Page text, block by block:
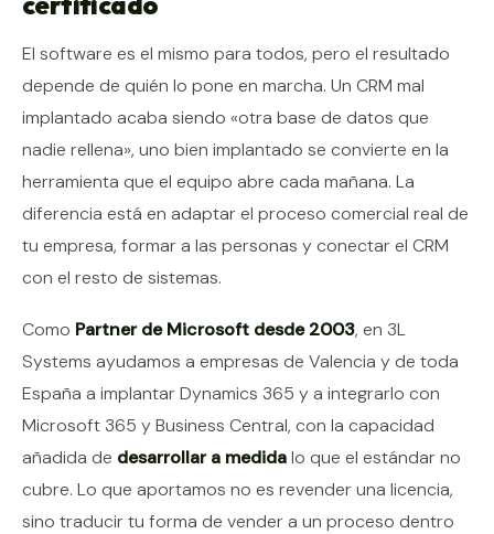
El software es el mismo para todos, pero el resultado
depende de quién lo pone en marcha. Un CRM mal
implantado acaba siendo «otra base de datos que
nadie rellena», uno bien implantado se convierte en la
herramienta que el equipo abre cada mañana. La
diferencia está en adaptar el proceso comercial real de
tu empresa, formar a las personas y conectar el CRM
con el resto de sistemas.
Como Partner de Microsoft desde 2003, en 3L
Systems ayudamos a empresas de Valencia y de toda
España a implantar Dynamics 365 y a integrarlo con
Microsoft 365 y Business Central, con la capacidad
añadida de desarrollar a medidalo que el estándar no
cubre. Lo que aportamos no es revender una licencia,
sino traducir tu forma de vender a un proceso dentro